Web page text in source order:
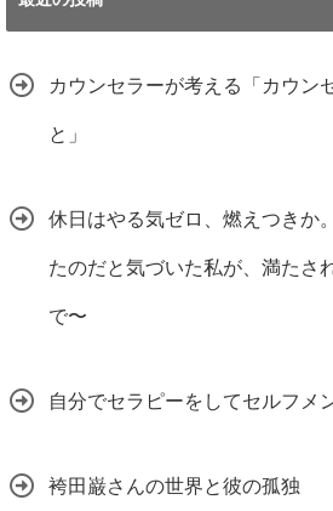
カウンセラーが考える「カウン
と」
休日はやる気ゼロ、燃えつきか
たのだと気づいた私が、満たさ
で〜
自分でセラピーをしてセルフメ
袴田巌さんの世界と彼の孤独